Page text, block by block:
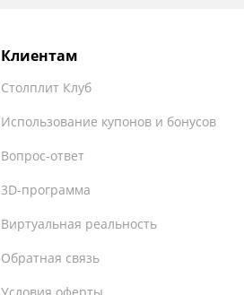
Клиентам
Столплит Клуб
Использование купонов и бонусов
Вопрос-ответ
3D-программа
Виртуальная реальность
Обратная связь